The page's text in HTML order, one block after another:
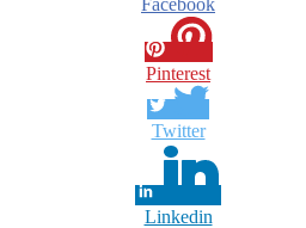
Facebook
Pinterest
Twitter
Linkedin